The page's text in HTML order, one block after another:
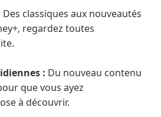
Des classiques aux nouveautés
regardez toutes
: Du nouveau contenu
que vous ayez
à découvrir.